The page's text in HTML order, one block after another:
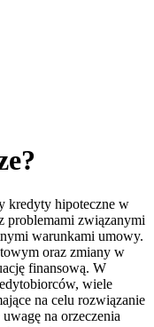
kredyty hipoteczne w
problemami związanymi
warunkami umowy.
oraz zmiany w
finansową. W
wiele
na celu rozwiązanie
na orzeczenia